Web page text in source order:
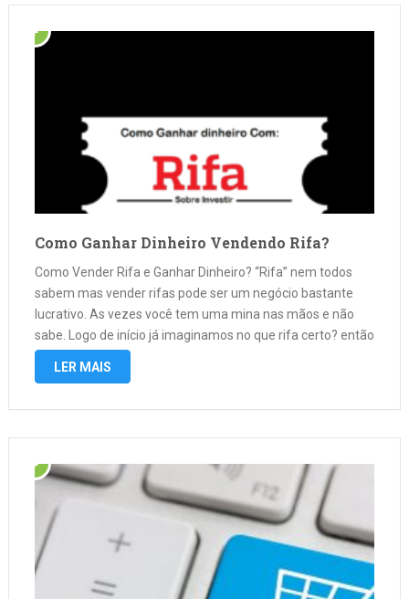
Como Ganhar Dinheiro Vendendo Rifa?
Como Vender Rifa e Ganhar Dinheiro? “Rifa” nem todos
sabem mas vender rifas pode ser um negócio bastante
lucrativo. As vezes você tem uma mina nas mãos e não
sabe. Logo de início já imaginamos no que rifa certo? então
sempre quando for rifar algo pense …
LER MAIS